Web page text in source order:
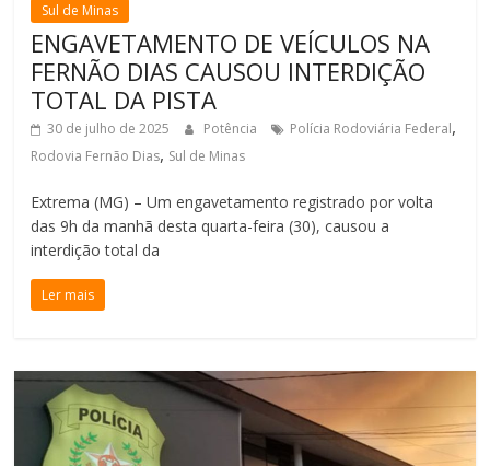
Sul de Minas
ENGAVETAMENTO DE VEÍCULOS NA
FERNÃO DIAS CAUSOU INTERDIÇÃO
TOTAL DA PISTA
30 de julho de 2025 Potência Polícia Rodoviária Federal,
Rodovia Fernão Dias, Sul de Minas
Extrema (MG) – Um engavetamento registrado por volta
das 9h da manhã desta quarta-feira (30), causou a
interdição total da
Ler mais